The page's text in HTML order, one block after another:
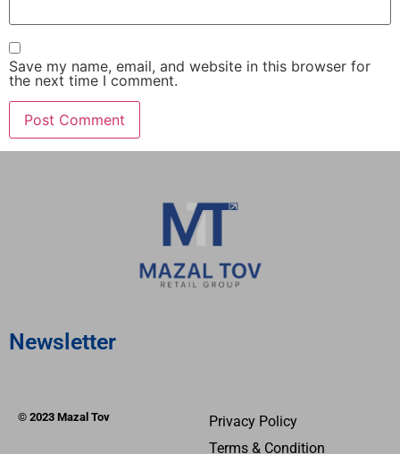
Save my name, email, and website in this browser for
the next time I comment.
Newsletter
© 2023 Mazal Tov
Privacy Policy
Terms & Condition